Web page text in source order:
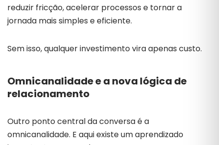
reduzir fricção, acelerar processos e tornar a
jornada mais simples e eficiente.
Sem isso, qualquer investimento vira apenas custo.
Omnicanalidade e a nova lógica de
relacionamento
Outro ponto central da conversa é a
omnicanalidade. E aqui existe um aprendizado